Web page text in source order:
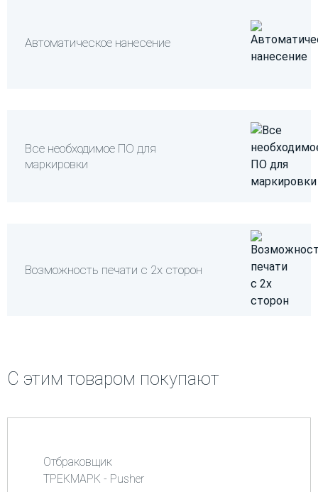
Автоматическое нанесение
Все необходимое ПО для
маркировки
Возможность печати с 2х сторон
С этим товаром покупают
Отбраковщик
ТРЕКМАРК - Pusher